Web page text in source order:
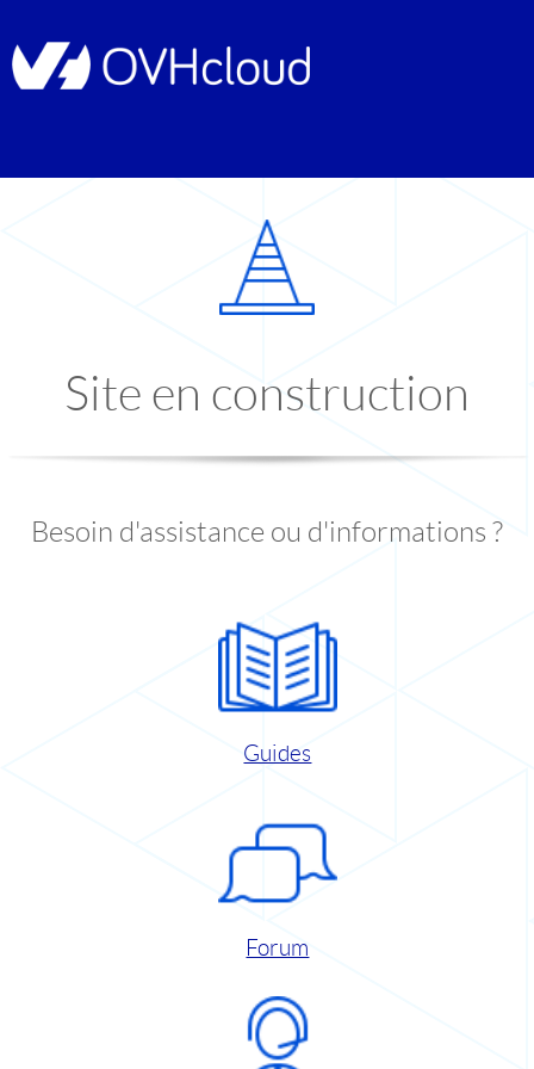
Site en construction
Besoin d'assistance ou d'informations ?
Guides
Forum